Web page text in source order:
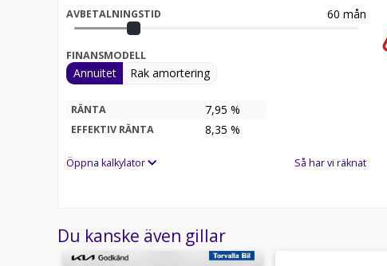
AVBETALNINGSTID 60 mån
FINANSMODELL
Annuitet Rak amortering
RÄNTA 7,95 %
EFFEKTIV RÄNTA 8,35 %
Öppna kalkylator Så har vi räknat
Du kanske även gillar